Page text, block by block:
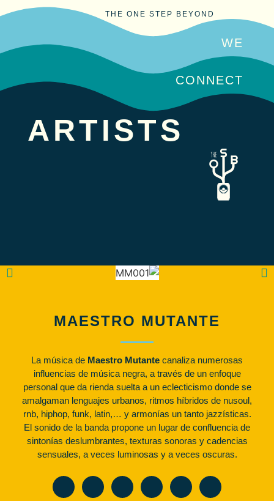
THE ONE STEP BEYOND
WE
CONNECT
ARTISTS
MAESTRO MUTANTE
La música de Maestro Mutante canaliza numerosas
influencias de música negra, a través de un enfoque
personal que da rienda suelta a un eclecticismo donde se
amalgaman lenguajes urbanos, ritmos híbridos de nusoul,
rnb, hiphop, funk, latin,… y armonías un tanto jazzísticas.
El sonido de la banda propone un lugar de confluencia de
sintonías deslumbrantes, texturas sonoras y cadencias
sensuales, a veces luminosas y a veces oscuras.